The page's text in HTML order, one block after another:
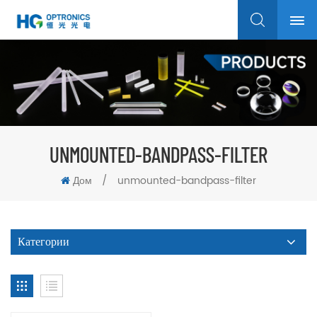
UNMOUNTED-BANDPASS-FILTER
Дом / unmounted-bandpass-filter
Категории